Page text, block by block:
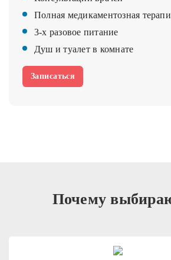
Полная медикаментозная
3-х разовое питание
Душ и туалет в комнате
Записаться
Почему